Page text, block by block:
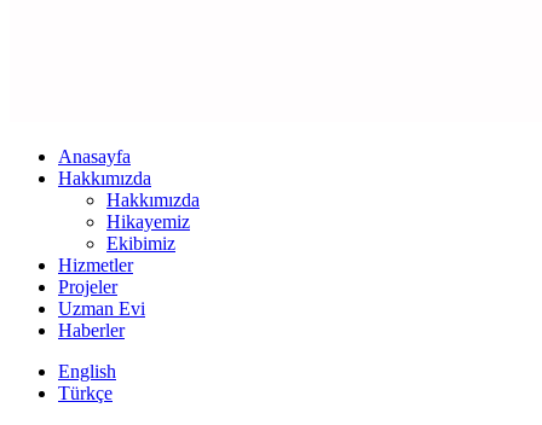
Anasayfa
Hakkımızda
Hakkımızda
Hikayemiz
Ekibimiz
Hizmetler
Projeler
Uzman Evi
Haberler
English
Türkçe